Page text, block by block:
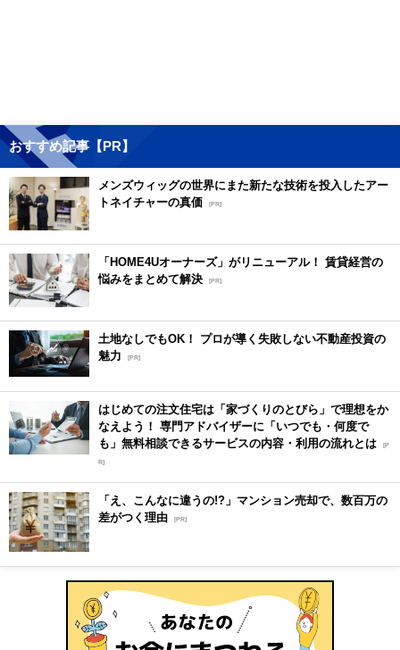
おすすめ記事【PR】
メンズウィッグの世界にまた新たな技術を投入したアー
トネイチャーの真価 [PR]
「HOME4Uオーナーズ」がリニューアル！ 賃貸経営の
悩みをまとめて解決 [PR]
土地なしでもOK！ プロが導く失敗しない不動産投資の
魅力
[PR]
はじめての注文住宅は「家づくりのとびら」で理想をか
なえよう！ 専門アドバイザーに「いつでも・何度で
も」無料相談できるサービスの内容・利用の流れとは [P
R]
「え、こんなに違うの!?」マンション売却で、数百万の
差がつく理由 [PR]